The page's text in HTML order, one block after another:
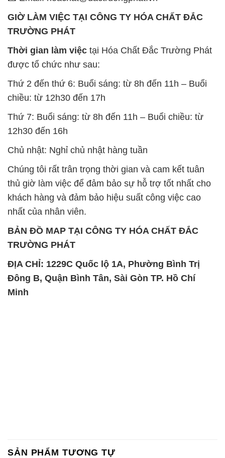
GIỜ LÀM VIỆC TẠI CÔNG TY HÓA CHẤT ĐẮC
TRƯỜNG PHÁT
Thời gian làm việc tại Hóa Chất Đắc Trường Phát
được tổ chức như sau:
Thứ 2 đến thứ 6: Buổi sáng: từ 8h đến 11h – Buổi
chiều: từ 12h30 đến 17h
Thứ 7: Buổi sáng: từ 8h đến 11h – Buổi chiều: từ
12h30 đến 16h
Chủ nhật: Nghỉ chủ nhật hàng tuần
Chúng tôi rất trân trọng thời gian và cam kết tuân
thủ giờ làm việc để đảm bảo sự hỗ trợ tốt nhất cho
khách hàng và đảm bảo hiệu suất công việc cao
nhất của nhân viên.
BẢN ĐỒ MAP TẠI CÔNG TY HÓA CHẤT ĐẮC
TRƯỜNG PHÁT
ĐỊA CHỈ: 1229C Quốc lộ 1A, Phường Bình Trị
Đông B, Quận Bình Tân, Sài Gòn TP. Hồ Chí
Minh
SẢN PHẨM TƯƠNG TỰ